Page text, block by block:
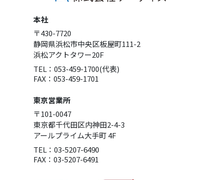
本社
〒430-7720
静岡県浜松市中央区板屋町111-2
浜松アクトタワー20F
TEL：053-459-1700(代表)
FAX：053-459-1701
東京営業所
〒101-0047
東京都千代田区内神田2-4-3
アールプライム大手町 4F
TEL：03-5207-6490
FAX：03-5207-6491